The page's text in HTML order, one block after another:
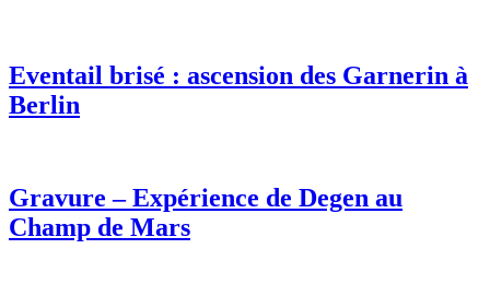
Eventail brisé : ascension des Garnerin à
Berlin
Gravure – Expérience de Degen au
Champ de Mars